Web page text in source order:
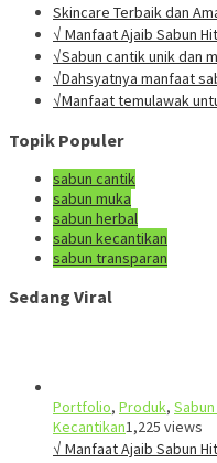
Skincare Terbaik dan
√ Manfaat Ajaib Sabun
√Sabun cantik unik dan
√Dahsyatnya manfaat
√Manfaat temulawak
Topik Populer
sabun cantik
sabun muka
sabun herbal
sabun kecantikan
sabun transparan
Sedang Viral
Portfolio, Produk,
Kecantikan1,225 views
√ Manfaat Ajaib Sabun